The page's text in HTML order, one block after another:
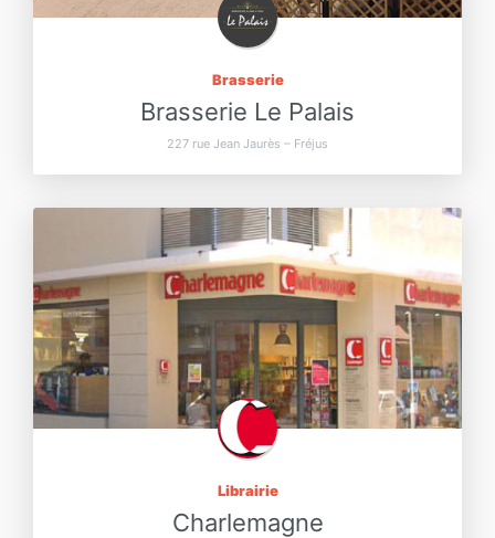
Brasserie
Brasserie Le Palais
227 rue Jean Jaurès – Fréjus
Librairie
Charlemagne